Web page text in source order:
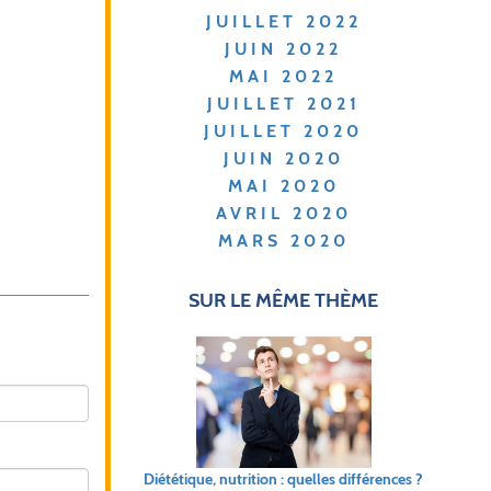
JUILLET 2022
JUIN 2022
MAI 2022
JUILLET 2021
JUILLET 2020
JUIN 2020
MAI 2020
AVRIL 2020
MARS 2020
SUR LE MÊME THÈME
Diététique, nutrition : quelles différences ?